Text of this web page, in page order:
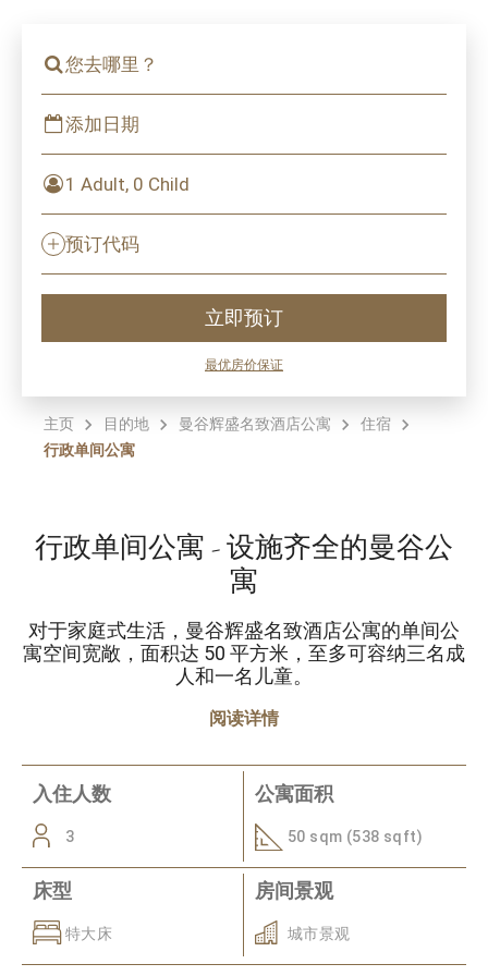
您去哪里？
添加日期
1 Adult, 0 Child
预订代码
立即预订
最优房价保证
主页 目的地 曼谷辉盛名致酒店公寓
住宿
行政单间公寓
行政单间公寓 - 设施齐全的曼谷公
寓
对于家庭式生活，曼谷辉盛名致酒店公寓的单间公
寓空间宽敞，面积达 50 平方米，至多可容纳三名成
人和一名儿童。
阅读详情
入住人数
3
公寓面积
50 sqm (538 sqft)
床型
特大床
房间景观
城市景观